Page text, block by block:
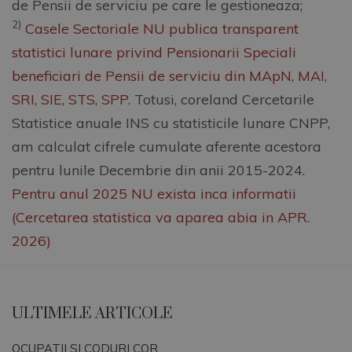
PERS. AERONAUTIC CIVIL NAVIGANT: PENSII MEDII SI COTE
DE NECONTRIBUTIVITATE
[2015 - 2025]
Chart
Chart with 3 data series.
The chart has 1 Y axis displaying Values. Data ranges from 840 to 13138.
Values
Pensia Serviciu Medie Pers. Aeronautic civil navigant
Pensie Medie Asigurari Sociale
15k
de Pensii de serviciu pe care le gestioneaza;
2) Casele Sectoriale NU publica transparent
statistici lunare privind Pensionarii Speciali
beneficiari de Pensii de serviciu din MApN, MAI,
SRI, SIE, STS, SPP. Totusi, coreland Cercetarile
Statistice anuale INS cu statisticile lunare CNPP,
am calculat cifrele cumulate aferente acestora
pentru lunile Decembrie din anii 2015-2024.
Pentru anul 2025 NU exista inca informatii
(Cercetarea statistica va aparea abia in APR.
2026)
ULTIMELE ARTICOLE
OCUPATII SI CODURI COR